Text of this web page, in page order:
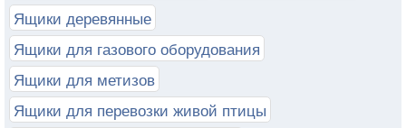
Ящики деревянные
Ящики для газового оборудования
Ящики для метизов
Ящики для перевозки живой птицы